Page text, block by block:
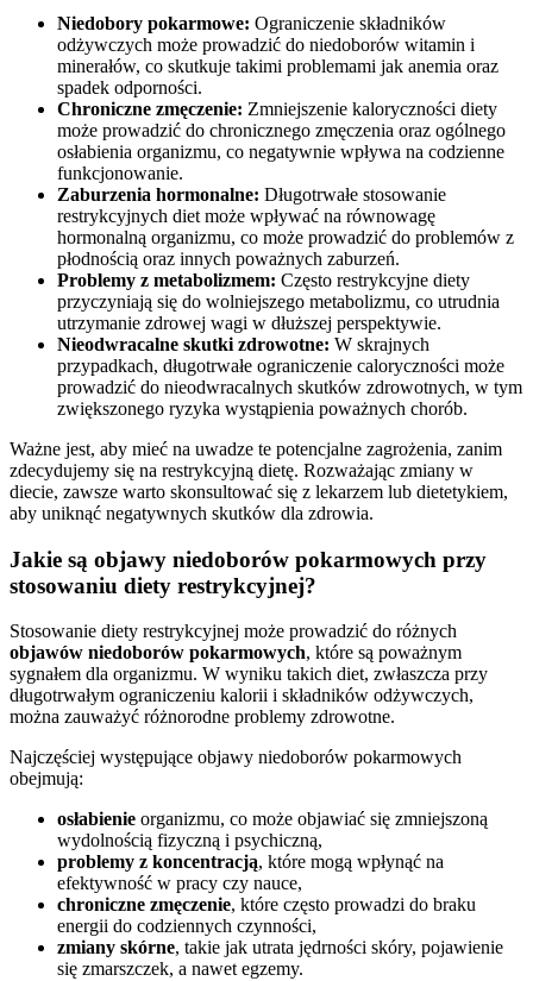
Niedobory pokarmowe: Ograniczenie składników
odżywczych może prowadzić do niedoborów witamin i
minerałów, co skutkuje takimi problemami jak anemia oraz
spadek odporności.
Chroniczne zmęczenie: Zmniejszenie kaloryczności diety
może prowadzić do chronicznego zmęczenia oraz ogólnego
osłabienia organizmu, co negatywnie wpływa na codzienne
funkcjonowanie.
Zaburzenia hormonalne: Długotrwałe stosowanie
restrykcyjnych diet może wpływać na równowagę
hormonalną organizmu, co może prowadzić do problemów z
płodnością oraz innych poważnych zaburzeń.
Problemy z metabolizmem: Często restrykcyjne diety
przyczyniają się do wolniejszego metabolizmu, co utrudnia
utrzymanie zdrowej wagi w dłuższej perspektywie.
Nieodwracalne skutki zdrowotne: W skrajnych
przypadkach, długotrwałe ograniczenie caloryczności może
prowadzić do nieodwracalnych skutków zdrowotnych, w tym
zwiększonego ryzyka wystąpienia poważnych chorób.
Ważne jest, aby mieć na uwadze te potencjalne zagrożenia, zanim
zdecydujemy się na restrykcyjną dietę. Rozważając zmiany w
diecie, zawsze warto skonsultować się z lekarzem lub dietetykiem,
aby uniknąć negatywnych skutków dla zdrowia.
Jakie są objawy niedoborów pokarmowych przy
stosowaniu diety restrykcyjnej?
Stosowanie diety restrykcyjnej może prowadzić do różnych
objawów niedoborów pokarmowych, które są poważnym
sygnałem dla organizmu. W wyniku takich diet, zwłaszcza przy
długotrwałym ograniczeniu kalorii i składników odżywczych,
można zauważyć różnorodne problemy zdrowotne.
Najczęściej występujące objawy niedoborów pokarmowych
obejmują:
osłabienie organizmu, co może objawiać się zmniejszoną
wydolnością fizyczną i psychiczną,
problemy z koncentracją, które mogą wpłynąć na
efektywność w pracy czy nauce,
chroniczne zmęczenie, które często prowadzi do braku
energii do codziennych czynności,
zmiany skórne, takie jak utrata jędrności skóry, pojawienie
się zmarszczek, a nawet egzemy.